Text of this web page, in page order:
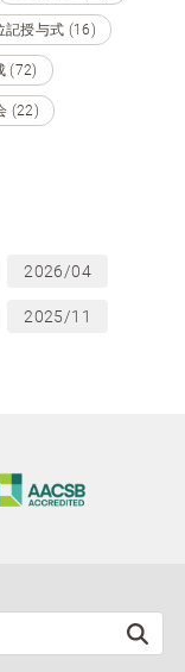
記授与式 (16)
(72)
(22)
2026/04
2025/11